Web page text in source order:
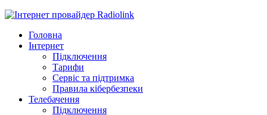
Головна
Інтернет
Підключення
Тарифи
Сервіс та підтримка
Правила кібербезпеки
Телебачення
Підключення